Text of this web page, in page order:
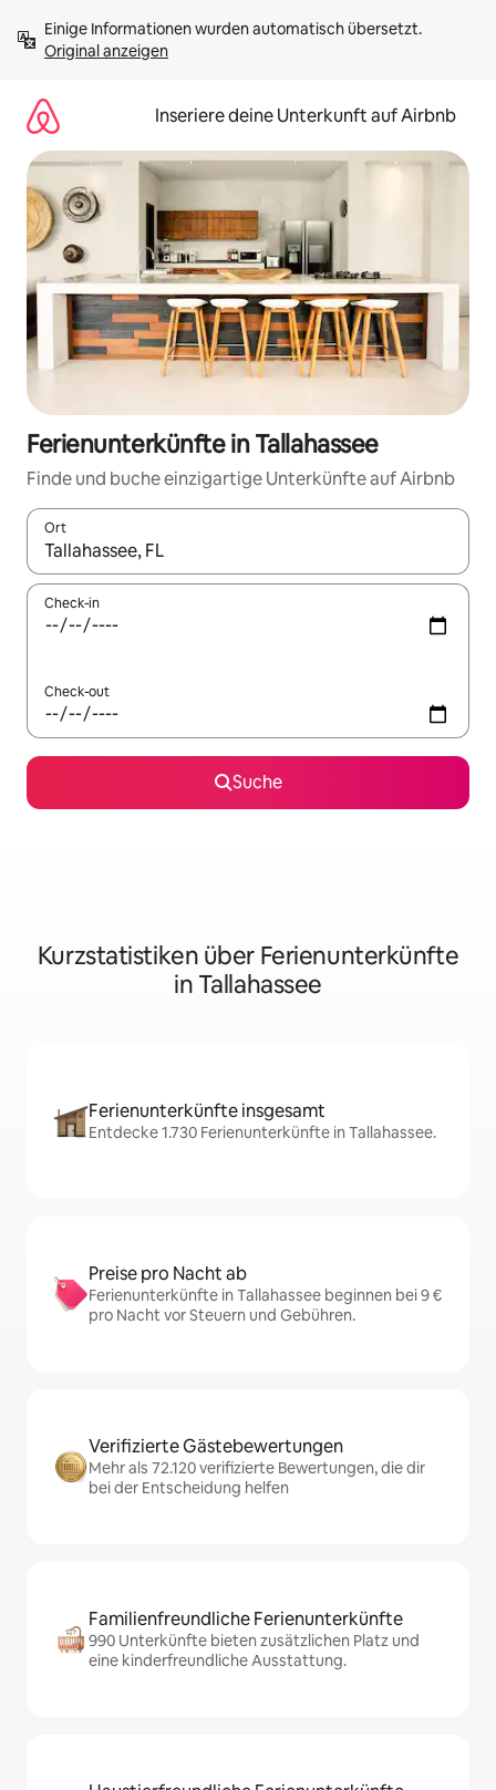
Inhalten
springenOriginal anzeigen
Inseriere deine Unterkunft auf Airbnb
Ferienunterkünfte in Tallahassee
Finde und buche einzigartige Unterkünfte auf Airbnb
Ort
Wenn Ergebnisse verfügbar sind, navigiere mit den
Check-in
Check-out
Suche
Kurzstatistiken über Ferienunterkünfte
in Tallahassee
Ferienunterkünfte insgesamt
Entdecke 1.730 Ferienunterkünfte in Tallahassee.
Preise pro Nacht ab
Ferienunterkünfte in Tallahassee beginnen bei 9 €
pro Nacht vor Steuern und Gebühren.
Verifizierte Gästebewertungen
Mehr als 72.120 verifizierte Bewertungen, die dir
bei der Entscheidung helfen
Familienfreundliche Ferienunterkünfte
990 Unterkünfte bieten zusätzlichen Platz und
eine kinderfreundliche Ausstattung.